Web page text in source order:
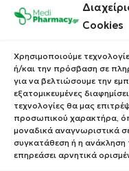
Cookies
Χρησιμοποιούμε
ή/και την πρόσβαση σε
για να βελτιώσουμε την
εξατομικευμένες
τεχνολογίες θα μας
προσωπικού χαρακτήρα,
μοναδικά αναγνωριστικά
συγκατάθεση ή η ανάκληση
επηρεάσει αρνητικά
Επικοινωνία
Πολιτική Απορρήτου
Τρόποι Αποστολής
Τρόποι Πληρωμής
Επιστροφές